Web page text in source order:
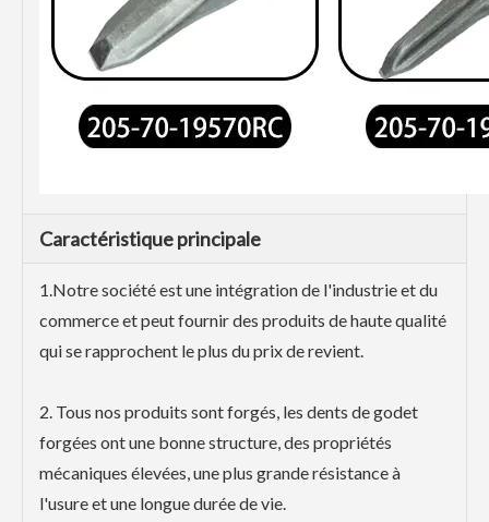
Caractéristique principale
1.Notre société est une intégration de l'industrie et du
commerce et peut fournir des produits de haute qualité
qui se rapprochent le plus du prix de revient.
2. Tous nos produits sont forgés, les dents de godet
forgées ont une bonne structure, des propriétés
mécaniques élevées, une plus grande résistance à
l'usure et une longue durée de vie.